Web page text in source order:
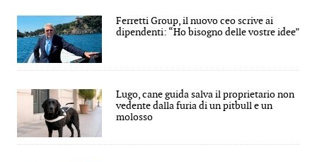
Ferretti Group, il nuovo ceo scrive ai
dipendenti: “Ho bisogno delle vostre idee”
Lugo, cane guida salva il proprietario non
vedente dalla furia di un pitbull e un
molosso